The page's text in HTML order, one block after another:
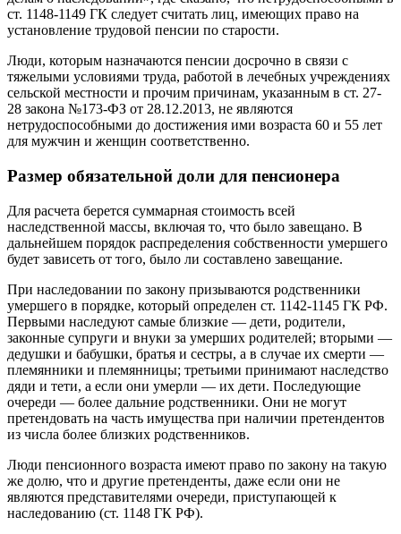
ст. 1148-1149 ГК следует считать лиц, имеющих право на
установление трудовой пенсии по старости.
Люди, которым назначаются пенсии досрочно в связи с
тяжелыми условиями труда, работой в лечебных учреждениях
сельской местности и прочим причинам, указанным в ст. 27-
28 закона №173-ФЗ от 28.12.2013, не являются
нетрудоспособными до достижения ими возраста 60 и 55 лет
для мужчин и женщин соответственно.
Размер обязательной доли для пенсионера
Для расчета берется суммарная стоимость всей
наследственной массы, включая то, что было завещано. В
дальнейшем порядок распределения собственности умершего
будет зависеть от того, было ли составлено завещание.
При наследовании по закону призываются родственники
умершего в порядке, который определен ст. 1142-1145 ГК РФ.
Первыми наследуют самые близкие — дети, родители,
законные супруги и внуки за умерших родителей; вторыми —
дедушки и бабушки, братья и сестры, а в случае их смерти —
племянники и племянницы; третьими принимают наследство
дяди и тети, а если они умерли — их дети. Последующие
очереди — более дальние родственники. Они не могут
претендовать на часть имущества при наличии претендентов
из числа более близких родственников.
Люди пенсионного возраста имеют право по закону на такую
же долю, что и другие претенденты, даже если они не
являются представителями очереди, приступающей к
наследованию (ст. 1148 ГК РФ).